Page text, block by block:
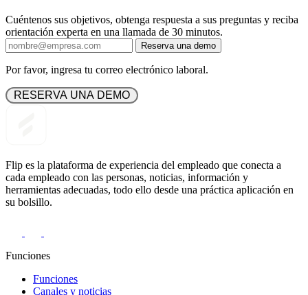
Cuéntenos sus objetivos, obtenga respuesta a sus preguntas y reciba
orientación experta en una llamada de 30 minutos.
Reserva una demo
Por favor, ingresa tu correo electrónico laboral.
Flip es la plataforma de experiencia del empleado que conecta a
cada empleado con las personas, noticias, información y
herramientas adecuadas, todo ello desde una práctica aplicación en
su bolsillo.
Funciones
Funciones
Canales y noticias